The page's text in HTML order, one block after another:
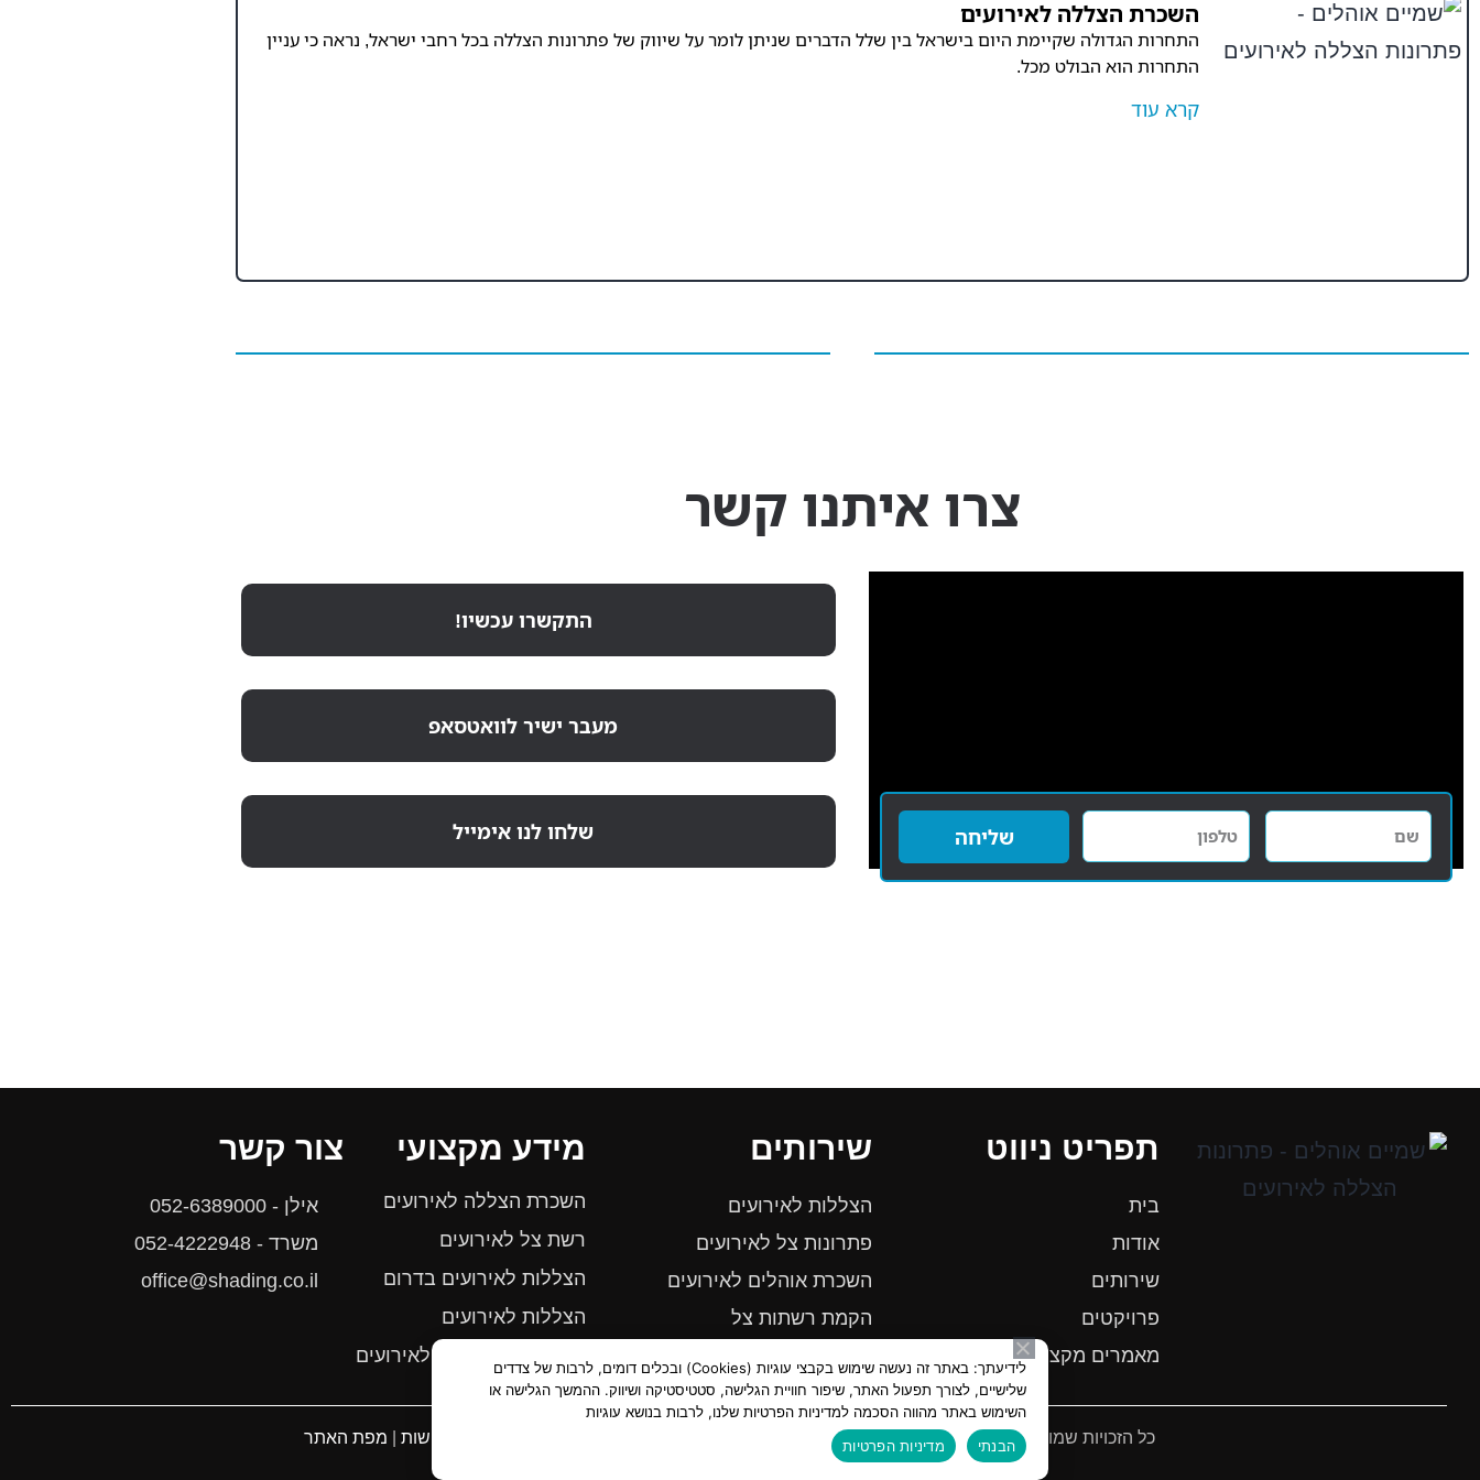
השכרת הצללה לאירועים
התחרות הגדולה שקיימת היום בישראל בין שלל הדברים שניתן לומר על שיווק של פתרונות הצללה בכל רחבי ישראל, נראה כי עניין
התחרות הוא הבולט מכל.
קרא עוד
צרו איתנו קשר
שליחה
התקשרו עכשיו!
מעבר ישיר לוואטסאפ
שלחו לנו אימייל
תפריט ניווט
בית
אודות
שירותים
פרויקטים
מאמרים מקצועיים
שירותים
הצללות לאירועים
פתרונות צל לאירועים
השכרת אוהלים לאירועים
הקמת רשתות צל
מידע מקצועי
השכרת הצללה לאירועים
רשת צל לאירועים
הצללות לאירועים בדרום
הצללות לאירועים
השכרת רשתות צל לאירועים
צור קשר
אילן - 052-6389000
משרד - 052-4222948
office@shading.co.il
כל הזכויות שמורות שמיים אילן כהן בע"מ 2022 הצהרת נגישות
מפת האתר
נבנה ומתוחזק ע"י
לידיעתך: באתר זה נעשה שימוש בקבצי עוגיות (Cookies) ובכלים דומים, לרבות של צדדים
שלישיים, לצורך תפעול האתר, שיפור חוויית הגלישה, סטטיסטיקה ושיווק. ההמשך הגלישה או
השימוש באתר מהווה הסכמה למדיניות הפרטיות שלנו, לרבות בנושא עוגיות
הבנתי
מדיניות הפרטיות